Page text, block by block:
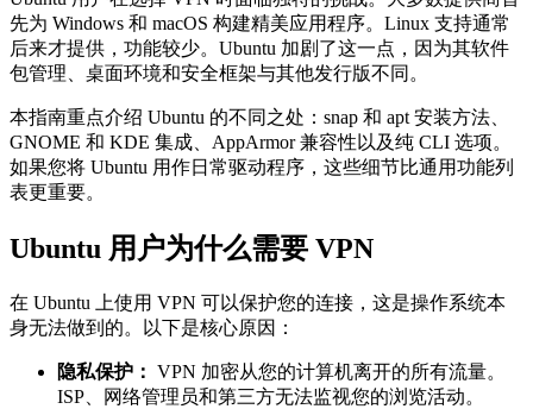
先为 Windows 和 macOS 构建精美应用程序。Linux 支持通常
后来才提供，功能较少。Ubuntu 加剧了这一点，因为其软件
包管理、桌面环境和安全框架与其他发行版不同。
本指南重点介绍 Ubuntu 的不同之处：snap 和 apt 安装方法、
GNOME 和 KDE 集成、AppArmor 兼容性以及纯 CLI 选项。
如果您将 Ubuntu 用作日常驱动程序，这些细节比通用功能列
表更重要。
Ubuntu 用户为什么需要 VPN
在 Ubuntu 上使用 VPN 可以保护您的连接，这是操作系统本
身无法做到的。以下是核心原因：
隐私保护： VPN 加密从您的计算机离开的所有流量。
ISP、网络管理员和第三方无法监视您的浏览活动。